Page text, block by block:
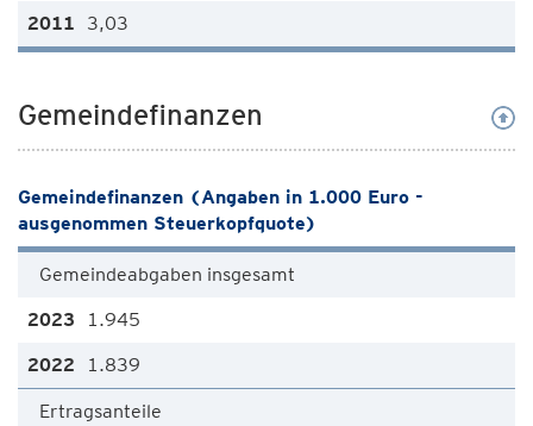
3,03
Gemeindefinanzen
Gemeindefinanzen (Angaben in 1.000 Euro -
ausgenommen Steuerkopfquote)
Gemeindeabgaben insgesamt
1.945
1.839
Ertragsanteile